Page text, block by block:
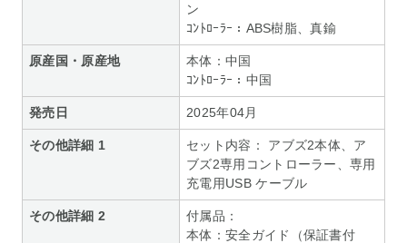
ン
ｺﾝﾄﾛｰﾗｰ：ABS樹脂、真鍮
原産国・原産地
本体：中国
ｺﾝﾄﾛｰﾗｰ：中国
発売日 2025年04月
その他詳細 1
セット内容： アブズ2本体、ア
ブズ2専用コントローラー、専用
充電用USB ケーブル
その他詳細 2
付属品：
本体：安全ガイド（保証書付